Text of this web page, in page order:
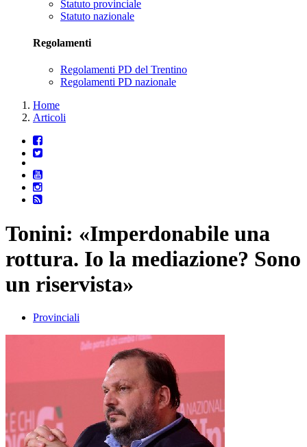
Statuto provinciale
Statuto nazionale
Regolamenti
Regolamenti PD del Trentino
Regolamenti PD nazionale
Home
Articoli
Tonini: «Imperdonabile una
rottura. Io la mediazione? Sono
un riservista»
Provinciali